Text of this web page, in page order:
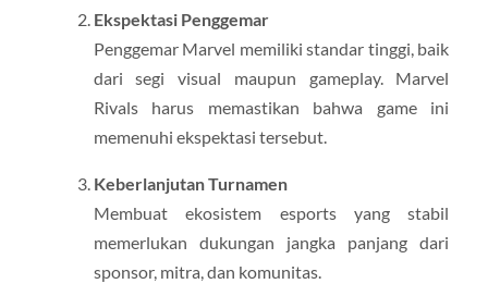
Ekspektasi Penggemar
Penggemar Marvel memiliki standar tinggi, baik
dari segi visual maupun gameplay. Marvel
Rivals harus memastikan bahwa game ini
memenuhi ekspektasi tersebut.
Keberlanjutan Turnamen
Membuat ekosistem esports yang stabil
memerlukan dukungan jangka panjang dari
sponsor, mitra, dan komunitas.